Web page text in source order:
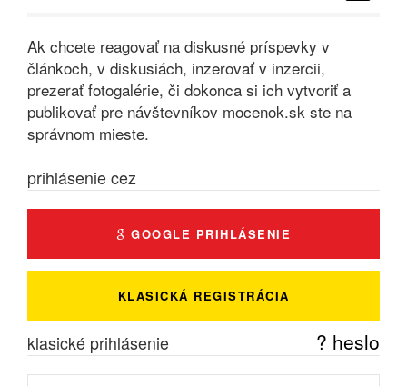
Ak chcete reagovať na diskusné príspevky v
článkoch, v diskusiách, inzerovať v inzercii,
prezerať fotogalérie, či dokonca si ich vytvoriť a
publikovať pre návštevníkov mocenok.sk ste na
správnom mieste.
prihlásenie cez
GOOGLE PRIHLÁSENIE
KLASICKÁ REGISTRÁCIA
klasické prihlásenie ? heslo